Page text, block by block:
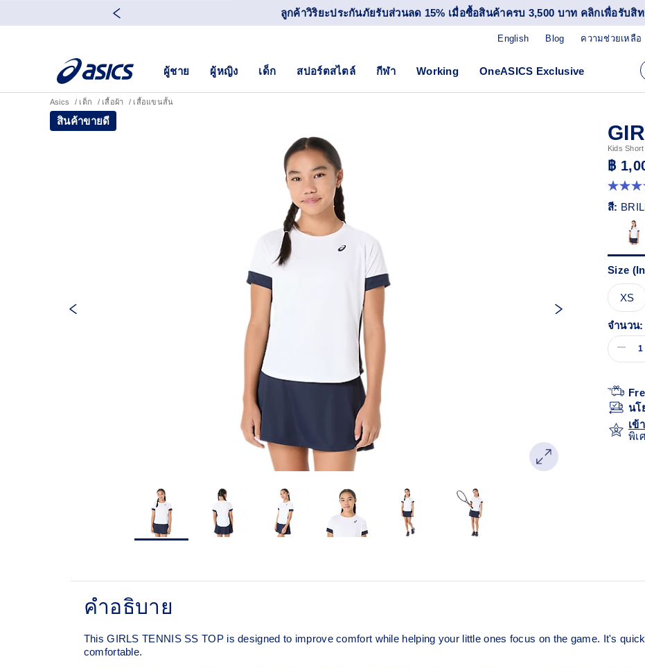
ลูกค้าวิริยะประกันภัยรับส่วนลด 15% เมื่อซื้อสินค้าครบ 3,500 บาท คลิกเพื่อรับสิ
Blog ความช่วยเหลือ
English
ผู้ชาย ผู้หญิง เด็ก สปอร์ตสไตล์ กีฬา Working OneASICS Exclusive
Asics เด็ก เสื้อผ้า เสื้อแขนสั้น
สินค้าขายดี
Kids
฿
5.0
จาก
5
คะแนน
เฉลี่ย
Read
ลิงก์
หน้า
เดียวกัน
สี:
Size
XS
จำนวน:
นโ
เข้
พิเ
คำอธิบาย
This GIRLS TENNIS SS TOP is designed to improve comfort while helping your little ones focus on the game. It's
comfortable.